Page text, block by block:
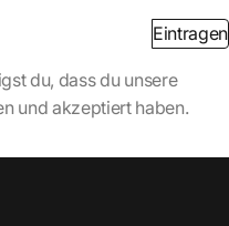
Eintragen
du, dass du unsere
und akzeptiert haben.